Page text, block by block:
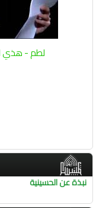
لطم - هذي
نبذة عن الحسينية